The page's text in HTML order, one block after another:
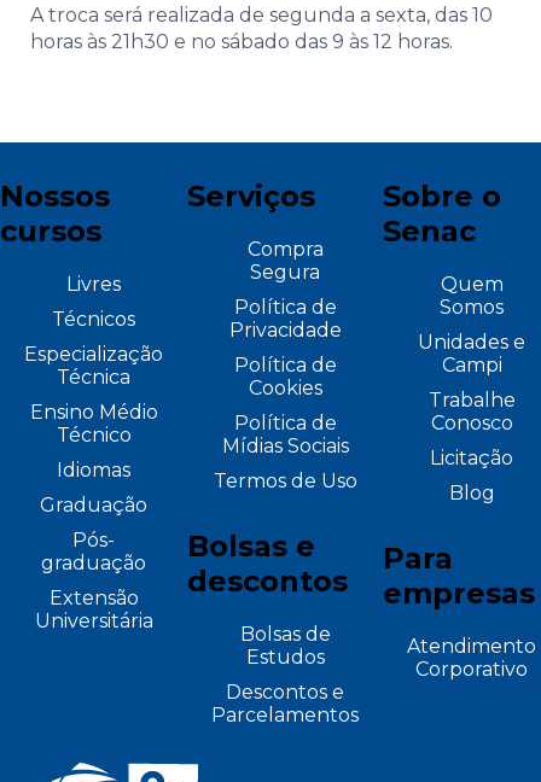
A troca será realizada de segunda a sexta, das 10
horas às 21h30 e no sábado das 9 às 12 horas.
Nossos
cursos
Livres
Técnicos
Especialização
Técnica
Ensino Médio
Técnico
Idiomas
Graduação
Pós-
graduação
Extensão
Universitária
Serviços
Compra
Segura
Política de
Privacidade
Política de
Cookies
Política de
Mídias Sociais
Termos de Uso
Bolsas e
descontos
Bolsas de
Estudos
Descontos e
Parcelamentos
Sobre o
Senac
Quem
Somos
Unidades e
Campi
Trabalhe
Conosco
Licitação
Blog
Para
empresas
Atendimento
Corporativo